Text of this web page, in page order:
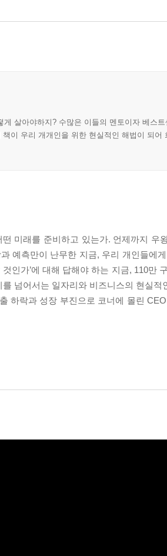
살아야하지? 수많은 이들의 멘토이자 베스
이 우리 개개인을 위한 현실적인 해법이 되어
미래를 준비하고 있는가. 언제까지 우
예측만이 난무한 지금, 우리 개인들에게
인가’에 대해 답해야 하는 지금, 110만
넘어서는 일자리와 비즈니스의 현실적
하락과 성장 부진으로 코너에 몰린